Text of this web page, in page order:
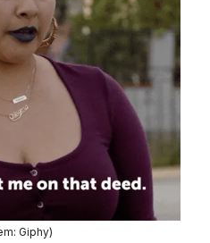
Giphy)